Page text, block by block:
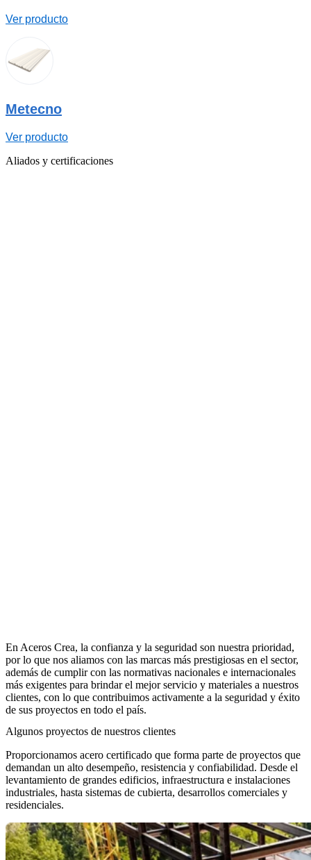
Ver producto
Metecno
Ver producto
Aliados y certificaciones
En Aceros Crea, la confianza y la seguridad son nuestra prioridad,
por lo que nos aliamos con las marcas más prestigiosas en el sector,
además de cumplir con las normativas nacionales e internacionales
más exigentes para brindar el mejor servicio y materiales a nuestros
clientes, con lo que contribuimos activamente a la seguridad y éxito
de sus proyectos en todo el país.
Algunos proyectos de nuestros clientes
Proporcionamos acero certificado que forma parte de proyectos que
demandan un alto desempeño, resistencia y confiabilidad. Desde el
levantamiento de grandes edificios, infraestructura e instalaciones
industriales, hasta sistemas de cubierta, desarrollos comerciales y
residenciales.